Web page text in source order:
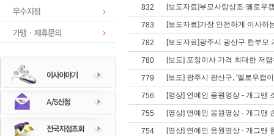
832 [보도자료]부모사랑상조·옐로우
783 [보도자료]가장 안전하게 이사하
782 [보도자료]광주시 광산구 한부모
780 [보도] 포장이사 가격 최대한 저
779 [보도] 광주시 광산구, '옐로우캡
756 [영상] 연예인 응원영상 - 개그맨
755 [영상] 연예인 응원영상 - 개그맨
754 [영상] 연예인 응원영상 - 개그맨